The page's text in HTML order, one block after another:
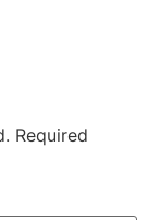
Required